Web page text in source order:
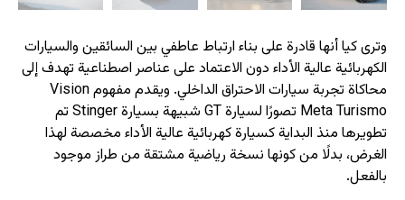
وترى كيا أنها قادرة على بناء ارتباط عاطفي بين السائقين والسيارات
الكهربائية عالية الأداء دون الاعتماد على عناصر اصطناعية تهدف إلى
محاكاة تجربة سيارات الاحتراق الداخلي. ويقدم مفهوم Vision
Meta Turismo تصورًا لسيارة GT شبيهة بسيارة Stinger تم
تطويرها منذ البداية كسيارة كهربائية عالية الأداء مخصصة لهذا
الغرض، بدلًا من كونها نسخة رياضية مشتقة من طراز موجود
بالفعل.